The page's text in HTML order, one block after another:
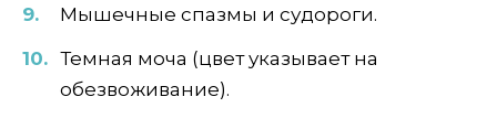
Мышечные спазмы и судороги.
Темная моча (цвет указывает на
обезвоживание).